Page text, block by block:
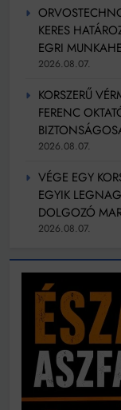
KERES
EGRI
2026.08.07.
KORSZERŰ
FERENC
2026.08.07.
VÉGE EGY
EGYIK
DOLGOZÓ
2026.08.07.